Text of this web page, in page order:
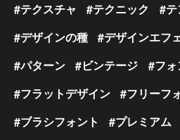
テクスチャ
テクニック
テ
デザインの種
デザインエフ
パターン
ビンテージ
フォ
フラットデザイン
フリーフ
ブラシフォント
プレミアム